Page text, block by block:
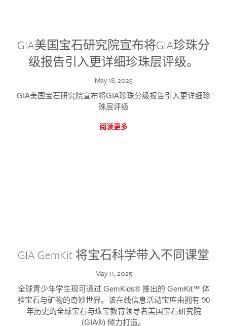
GIA美国宝石研究院宣布将GIA珍珠分
级报告引入更详细珍珠层评级。
May 18, 2025
GIA美国宝石研究院宣布将GIA珍珠分级报告引入更详细珍
珠层评级
阅读更多
GIA GemKit 将宝石科学带入不同课堂
May 11, 2025
全球青少年学生现可通过 GemKids® 推出的 GemKit™ 体
验宝石与矿物的奇妙世界。该在线信息活动宝库由拥有 90
年历史的全球宝石与珠宝教育领导者美国宝石研究院
(GIA®) 倾力打造。